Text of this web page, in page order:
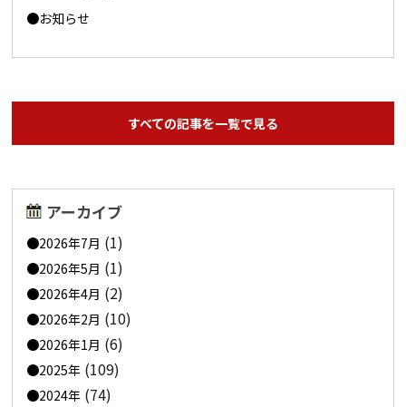
お知らせ
すべての記事を一覧で見る
アーカイブ
2026年7月 (1)
2026年5月 (1)
2026年4月 (2)
2026年2月 (10)
2026年1月 (6)
2025年 (109)
2024年 (74)